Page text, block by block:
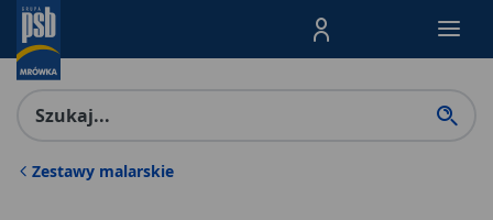
Menu Produktów,
Zestawy malarskie